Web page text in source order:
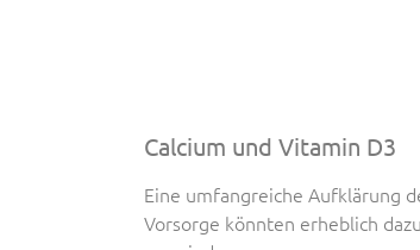
Calcium und Vitamin D3
Eine umfangreiche Aufklärung
Vorsorge könnten erheblich